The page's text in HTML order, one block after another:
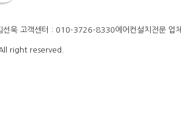
선욱 고객센터 : 010-3726-8330에어컨설치전문 업
right reserved.